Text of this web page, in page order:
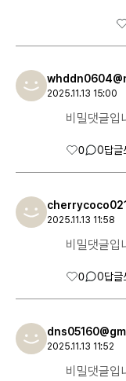
2025.11.13 15:00
비밀댓글입
0 0답글
2025.11.13 11:58
비밀댓글입
0 0답글
2025.11.13 11:52
비밀댓글입